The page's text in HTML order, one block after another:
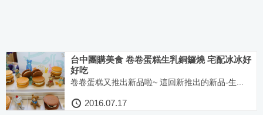
台中團購美食 卷卷蛋糕生乳銅鑼燒 宅配冰冰好
好吃
卷卷蛋糕又推出新品啦~ 這回新推出的新品-生...
2016.07.17